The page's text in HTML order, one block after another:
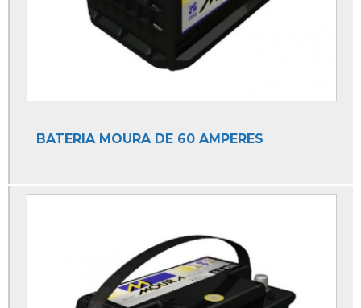
Auto Elétrica Bombas
Auto Elétrica Caminhão
Auto Elétrica Especializada em Peugeot
Auto Elétrica Injeção Eletronica
Auto Elétrica Mecânica
BATERIA MOURA DE 60 AMPERES